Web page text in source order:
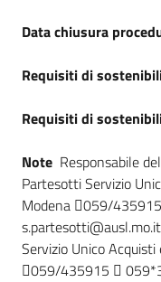
Data chiusura
Requisiti di
Requisiti di
Note Responsabile
Partesotti Servizio
Modena 059/
Servizio Unico
059/435915 